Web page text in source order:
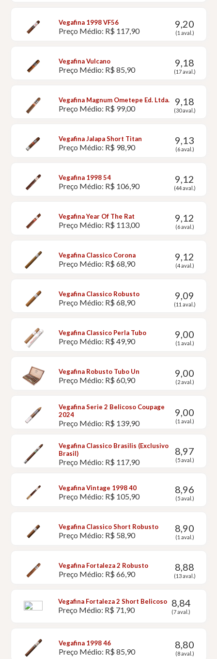
Vegafina 1998 VF56
Preço Médio: R$ 117,90
9,20
(1 aval.)
Vegafina Vulcano
Preço Médio: R$ 85,90
9,18
(17 aval.)
Vegafina Magnum Ometepe Ed. Ltda.
Preço Médio: R$ 99,00
9,18
(30 aval.)
Vegafina Jalapa Short Titan
Preço Médio: R$ 98,90
9,13
(6 aval.)
Vegafina 1998 54
Preço Médio: R$ 106,90
9,12
(44 aval.)
Vegafina Year Of The Rat
Preço Médio: R$ 113,00
9,12
(6 aval.)
Vegafina Classico Corona
Preço Médio: R$ 68,90
9,12
(4 aval.)
Vegafina Classico Robusto
Preço Médio: R$ 68,90
9,09
(11 aval.)
Vegafina Classico Perla Tubo
Preço Médio: R$ 49,90
9,00
(1 aval.)
Vegafina Robusto Tubo Un
Preço Médio: R$ 60,90
9,00
(2 aval.)
Vegafina Serie 2 Belicoso Coupage
2024
Preço Médio: R$ 139,90
9,00
(1 aval.)
Vegafina Classico Brasilis (Exclusivo
Brasil)
Preço Médio: R$ 117,90
8,97
(5 aval.)
Vegafina Vintage 1998 40
Preço Médio: R$ 105,90
8,96
(5 aval.)
Vegafina Classico Short Robusto
Preço Médio: R$ 58,90
8,90
(1 aval.)
Vegafina Fortaleza 2 Robusto
Preço Médio: R$ 66,90
8,88
(13 aval.)
Vegafina Fortaleza 2 Short Belicoso
Preço Médio: R$ 71,90
8,84
(7 aval.)
Vegafina 1998 46
Preço Médio: R$ 85,90
8,80
(8 aval.)